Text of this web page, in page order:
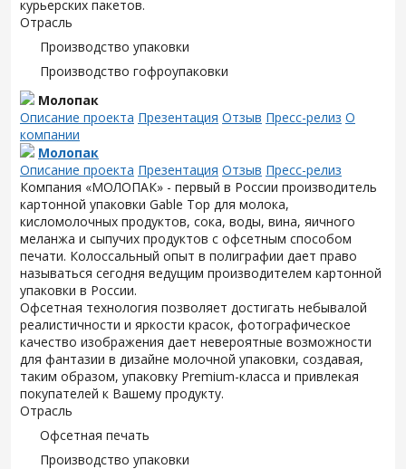
курьерских пакетов.
Отрасль
Производство упаковки
Производство гофроупаковки
Молопак
Описание проекта Презентация Отзыв Пресс-релиз О
компании
Молопак
Описание проекта Презентация Отзыв Пресс-релиз
Компания «МОЛОПАК» - первый в России производитель
картонной упаковки Gable Top для молока,
кисломолочных продуктов, сока, воды, вина, яичного
меланжа и сыпучих продуктов с офсетным способом
печати. Колоссальный опыт в полиграфии дает право
называться сегодня ведущим производителем картонной
упаковки в России.
Офсетная технология позволяет достигать небывалой
реалистичности и яркости красок, фотографическое
качество изображения дает невероятные возможности
для фантазии в дизайне молочной упаковки, создавая,
таким образом, упаковку Premium-класса и привлекая
покупателей к Вашему продукту.
Отрасль
Офсетная печать
Производство упаковки